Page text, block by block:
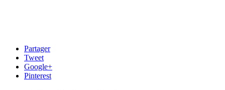
Partager
Tweet
Google+
Pinterest